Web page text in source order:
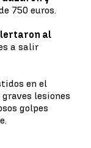
750 euros.
al
a salir
en el
lesiones
golpes